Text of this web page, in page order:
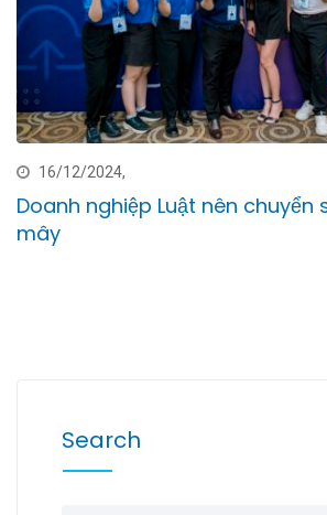
16/12/2024,
Doanh nghiệp Luật nên chuyển
mây
Search